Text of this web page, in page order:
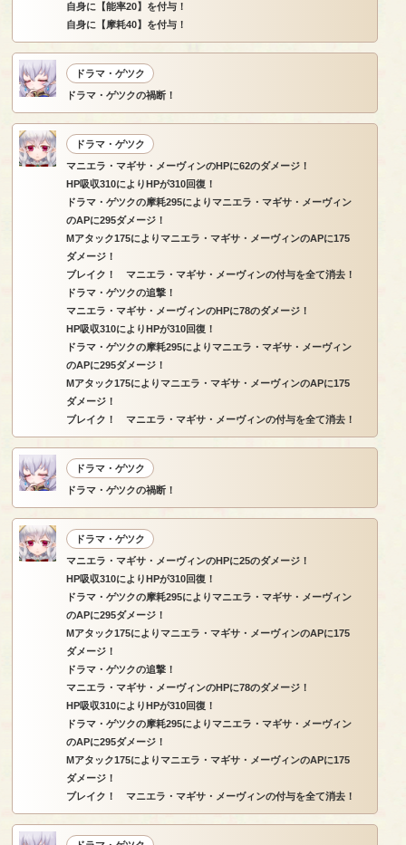
自身に【能率20】を付与！
自身に【摩耗40】を付与！
ドラマ・ゲツク
ドラマ・ゲツクの禍断！
ドラマ・ゲツク
マニエラ・マギサ・メーヴィンのHPに62のダメージ！
HP吸収310によりHPが310回復！
ドラマ・ゲツクの摩耗295によりマニエラ・マギサ・メーヴィン
のAPに295ダメージ！
Mアタック175によりマニエラ・マギサ・メーヴィンのAPに175
ダメージ！
ブレイク！ マニエラ・マギサ・メーヴィンの付与を全て消去！
ドラマ・ゲツクの追撃！
マニエラ・マギサ・メーヴィンのHPに78のダメージ！
HP吸収310によりHPが310回復！
ドラマ・ゲツクの摩耗295によりマニエラ・マギサ・メーヴィン
のAPに295ダメージ！
Mアタック175によりマニエラ・マギサ・メーヴィンのAPに175
ダメージ！
ブレイク！ マニエラ・マギサ・メーヴィンの付与を全て消去！
ドラマ・ゲツク
ドラマ・ゲツクの禍断！
ドラマ・ゲツク
マニエラ・マギサ・メーヴィンのHPに25のダメージ！
HP吸収310によりHPが310回復！
ドラマ・ゲツクの摩耗295によりマニエラ・マギサ・メーヴィン
のAPに295ダメージ！
Mアタック175によりマニエラ・マギサ・メーヴィンのAPに175
ダメージ！
ドラマ・ゲツクの追撃！
マニエラ・マギサ・メーヴィンのHPに78のダメージ！
HP吸収310によりHPが310回復！
ドラマ・ゲツクの摩耗295によりマニエラ・マギサ・メーヴィン
のAPに295ダメージ！
Mアタック175によりマニエラ・マギサ・メーヴィンのAPに175
ダメージ！
ブレイク！ マニエラ・マギサ・メーヴィンの付与を全て消去！